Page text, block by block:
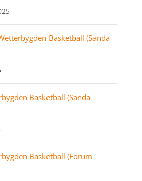
Basketball (Sanda
Basketball (Sanda
Basketball (Forum